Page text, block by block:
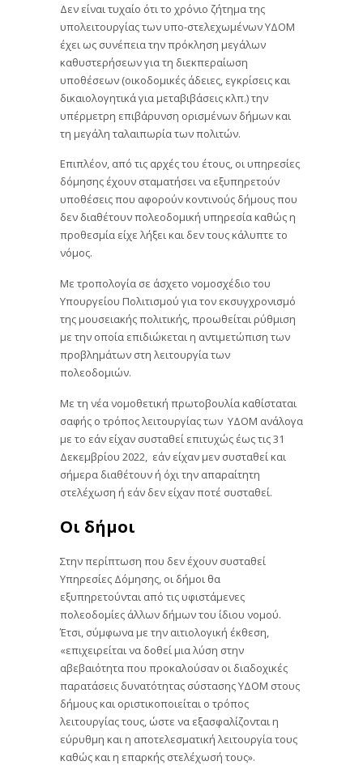
Δεν είναι τυχαίο ότι το χρόνιο ζήτημα της
υπολειτουργίας των υπο-στελεχωμένων ΥΔΟΜ
έχει ως συνέπεια την πρόκληση μεγάλων
καθυστερήσεων για τη διεκπεραίωση
υποθέσεων (οικοδομικές άδειες, εγκρίσεις και
δικαιολογητικά για μεταβιβάσεις κλπ.) την
υπέρμετρη επιβάρυνση ορισμένων δήμων και
τη μεγάλη ταλαιπωρία των πολιτών.
Επιπλέον, από τις αρχές του έτους, οι υπηρεσίες
δόμησης έχουν σταματήσει να εξυπηρετούν
υποθέσεις που αφορούν κοντινούς δήμους που
δεν διαθέτουν πολεοδομική υπηρεσία καθώς η
προθεσμία είχε λήξει και δεν τους κάλυπτε το
νόμος.
Με τροπολογία σε άσχετο νομοσχέδιο του
Υπουργείου Πολιτισμού για τον εκσυγχρονισμό
της μουσειακής πολιτικής, προωθείται ρύθμιση
με την οποία επιδιώκεται η αντιμετώπιση των
προβλημάτων στη λειτουργία των
πολεοδομιών.
Με τη νέα νομοθετική πρωτοβουλία καθίσταται
σαφής ο τρόπος λειτουργίας των ΥΔΟΜ ανάλογα
με το εάν είχαν συσταθεί επιτυχώς έως τις 31
Δεκεμβρίου 2022, εάν είχαν μεν συσταθεί και
σήμερα διαθέτουν ή όχι την απαραίτητη
στελέχωση ή εάν δεν είχαν ποτέ συσταθεί.
Οι δήμοι
Στην περίπτωση που δεν έχουν συσταθεί
Υπηρεσίες Δόμησης, οι δήμοι θα
εξυπηρετούνται από τις υφιστάμενες
πολεοδομίες άλλων δήμων του ίδιου νομού.
Έτσι, σύμφωνα με την αιτιολογική έκθεση,
«επιχειρείται να δοθεί μια λύση στην
αβεβαιότητα που προκαλούσαν οι διαδοχικές
παρατάσεις δυνατότητας σύστασης ΥΔΟΜ στους
δήμους και οριστικοποιείται ο τρόπος
λειτουργίας τους, ώστε να εξασφαλίζονται η
εύρυθμη και η αποτελεσματική λειτουργία τους
καθώς και η επαρκής στελέχωσή τους».